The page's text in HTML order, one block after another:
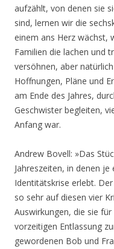
aufzählt, von denen sie
sind, lernen wir die
einem ans Herz wächst,
Familien die lachen und
versöhnen, aber
Hoffnungen, Pläne und
am Ende des Jahres,
Geschwister begleiten,
Anfang war.
Andrew Bovell: »Das
Jahreszeiten, in denen
Identitätskrise erlebt.
so sehr auf diesen vier
Auswirkungen, die sie
vorzeitigen Entlassung
gewordenen Bob und